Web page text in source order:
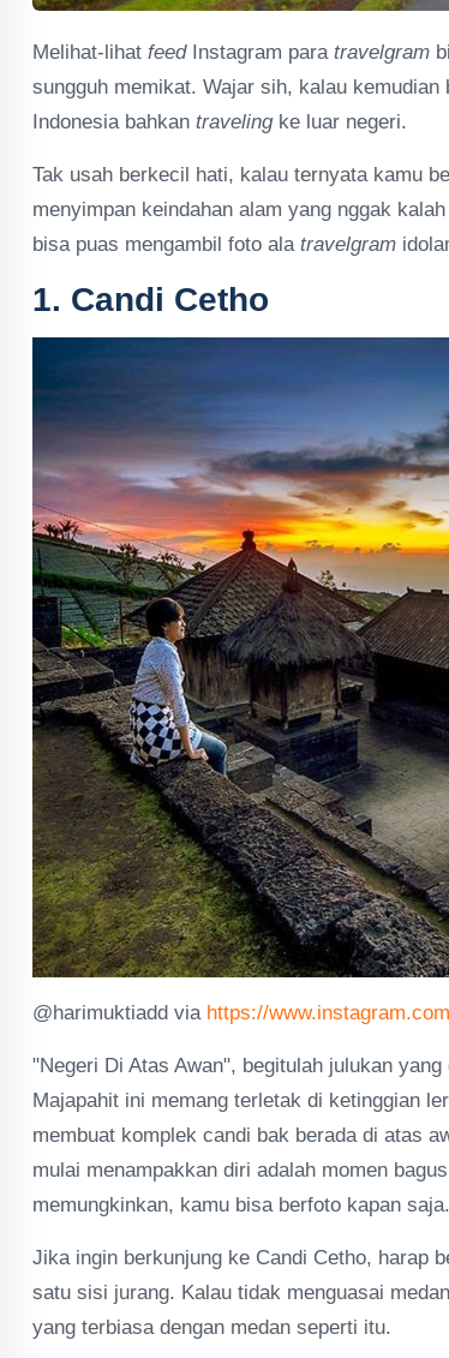
Melihat-lihat feedInstagram para travelgram
sungguh memikat. Wajar sih, kalau
Indonesia bahkan travelingke luar negeri.
Tak usah berkecil hati, kalau ternyata kamu
menyimpan keindahan alam yang nggak
bisa puas mengambil foto ala travelgram
1. Candi Cetho
@harimuktiadd via https://www.instagram.com
"Negeri Di Atas Awan", begitulah julukan
Majapahit ini memang terletak di ketinggian
membuat komplek candi bak berada di atas
mulai menampakkan diri adalah momen
memungkinkan, kamu bisa berfoto kapan saja.
Jika ingin berkunjung ke Candi Cetho, harap
satu sisi jurang. Kalau tidak menguasai
yang terbiasa dengan medan seperti itu.